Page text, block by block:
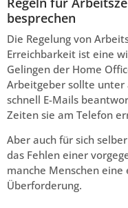
besprechen
Die Regelung von
Erreichbarkeit ist eine
Gelingen der Home
Arbeitgeber sollte
schnell E-Mails
Zeiten sie am Telefon
Aber auch für sich
das Fehlen einer
manche Menschen
Überforderung.